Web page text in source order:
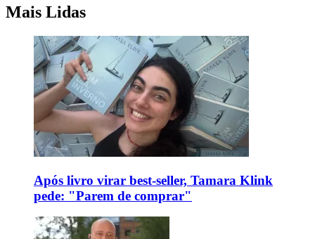
Mais Lidas
Após livro virar best-seller, Tamara Klink
pede: "Parem de comprar"